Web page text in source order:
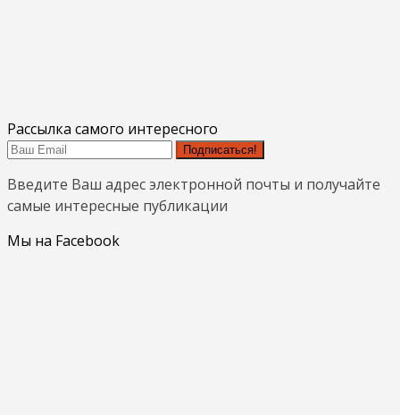
Рассылка самого интересного
Подписаться!
Введите Ваш адрес электронной почты и получайте
самые интересные публикации
Мы на Facebook